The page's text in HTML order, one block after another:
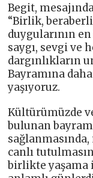
Begit,
“Birlik,
duygularının en
saygı, sevgi ve
dargınlıkların
Bayramına
yaşıyoruz.
Kültürümüzde
bulunan
canlı
birlikte yaşama